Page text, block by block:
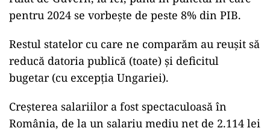
pentru 2024 se vorbește de peste 8% din PIB.
Restul statelor cu care ne comparăm au reușit să
reducă datoria publică (toate) și deficitul
bugetar (cu excepția Ungariei).
Creșterea salariilor a fost spectaculoasă în
România, de la un salariu mediu net de 2.114 lei